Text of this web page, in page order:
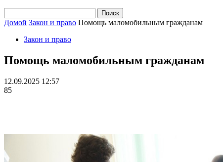
Домой Закон и право Помощь маломобильным гражданам
Закон и право
Помощь маломобильным гражданам
12.09.2025 12:57
85